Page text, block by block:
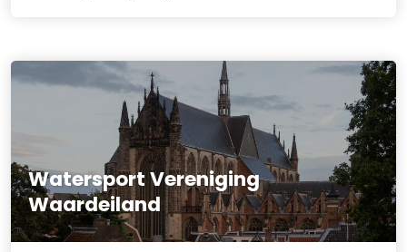
Watersport Vereniging
Waardeiland